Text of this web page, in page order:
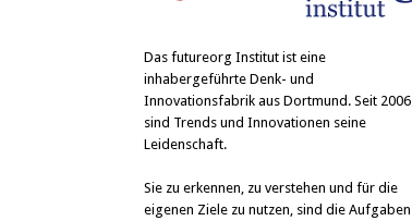
Das futureorg Institut ist eine
inhabergeführte Denk- und
Innovationsfabrik aus Dortmund. Seit 2006
sind Trends und Innovationen seine
Leidenschaft.
Sie zu erkennen, zu verstehen und für die
eigenen Ziele zu nutzen, sind die Aufgaben